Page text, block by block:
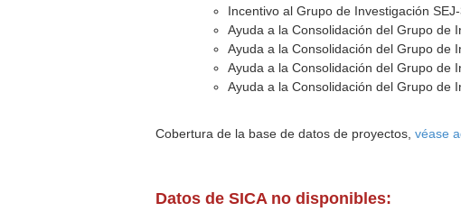
Incentivo al Grupo de Investigación
Ayuda a la Consolidación del Grupo de
Ayuda a la Consolidación del Grupo de
Ayuda a la Consolidación del Grupo de
Ayuda a la Consolidación del Grupo de
Cobertura de la base de datos de proyectos,véase
Datos de SICA no disponibles: